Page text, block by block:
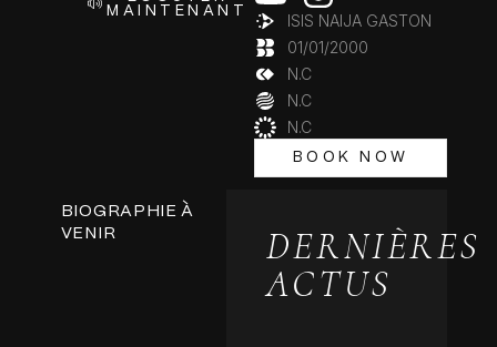
MAINTENANT
ISIS NAIJA GASTON
01/01/2000
N.C
N.C
N.C
BOOK NOW
BIOGRAPHIE À
VENIR
DERNIÈRES
ACTUS